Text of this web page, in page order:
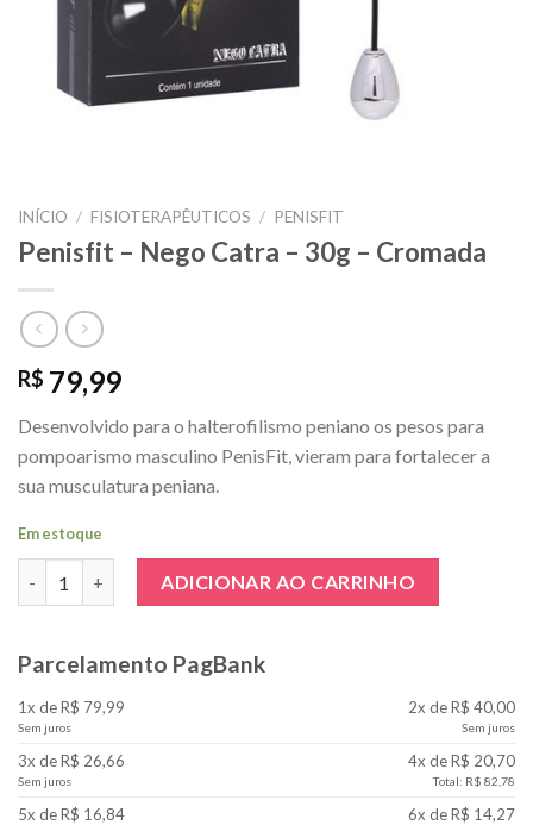
INÍCIO / FISIOTERAPÊUTICOS / PENISFIT
Penisfit – Nego Catra – 30g – Cromada
R$ 79,99
Desenvolvido para o halterofilismo peniano os pesos para
pompoarismo masculino PenisFit, vieram para fortalecer a
sua musculatura peniana.
Em estoque
ADICIONAR AO CARRINHO
Parcelamento PagBank
1x de R$ 79,99
Sem juros
2x de R$ 40,00
Sem juros
3x de R$ 26,66
Sem juros
4x de R$ 20,70
Total: R$ 82,78
5x de R$ 16,84 6x de R$ 14,27